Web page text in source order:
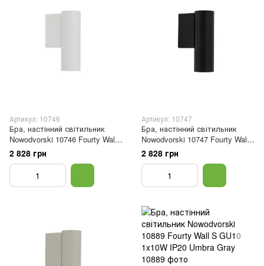
Артикул: 10746
Бра, настінний світильник
Nowodvorski 10746 Fourty Wall
S GU10 1x10W IP20 Wh
2 828 грн
Артикул: 10747
Бра, настінний світильник
Nowodvorski 10747 Fourty Wall
S GU10 1x10W IP20 Bl
2 828 грн